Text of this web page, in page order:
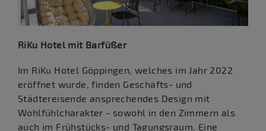
RiKu Hotel mit Barfüßer
Im RiKu Hotel Göppingen, welches im Jahr 2022
eröffnet wurde, finden Geschäfts- und
Städtereisende ansprechendes Design mit
Wohlfühlcharakter - sowohl in den Zimmern als
auch im Frühstücks- und Tagungsraum. Eine